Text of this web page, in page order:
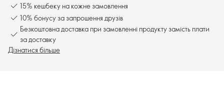
15% кешбеку на кожне замовлення
10% бонусу за запрошення друзів
Безкоштовна доставка при замовленні продукту замість плати
за доставку
Дізнатися більше